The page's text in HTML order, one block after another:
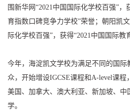
围新华网“2021中国国际化学校百强”，
育指数口碑竞争力学校”荣誉；朝阳凯
际化学校百强”，获得“2021中国国际教
今年，海淀凯文学校为满足不同的国际
众，开始增设IGCSE课程和A-level课程
美国、加拿大、澳大利亚、新加坡、
学。